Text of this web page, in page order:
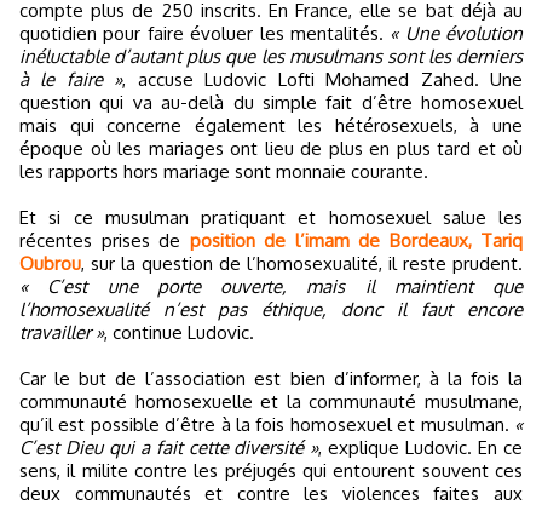
compte plus de 250 inscrits. En France, elle se bat déjà au
quotidien pour faire évoluer les mentalités. « Une évolution
inéluctable d’autant plus que les musulmans sont les derniers
à le faire », accuse Ludovic Lofti Mohamed Zahed. Une
question qui va au-delà du simple fait d’être homosexuel
mais qui concerne également les hétérosexuels, à une
époque où les mariages ont lieu de plus en plus tard et où
les rapports hors mariage sont monnaie courante.
Et si ce musulman pratiquant et homosexuel salue les
récentes prises de position de l’imam de Bordeaux, Tariq
Oubrou, sur la question de l’homosexualité, il reste prudent.
« C’est une porte ouverte, mais il maintient que
l’homosexualité n’est pas éthique, donc il faut encore
travailler », continue Ludovic.
Car le but de l’association est bien d’informer, à la fois la
communauté homosexuelle et la communauté musulmane,
qu’il est possible d’être à la fois homosexuel et musulman. «
C’est Dieu qui a fait cette diversité », explique Ludovic. En ce
sens, il milite contre les préjugés qui entourent souvent ces
deux communautés et contre les violences faites aux